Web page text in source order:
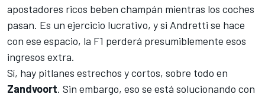
apostadores ricos beben champán mientras los coches
pasan. Es un ejercicio lucrativo, y si Andretti se hace
con ese espacio, la F1 perderá presumiblemente esos
ingresos extra.
Sí, hay pitlanes estrechos y cortos, sobre todo en
Zandvoort. Sin embargo, eso se está solucionando con